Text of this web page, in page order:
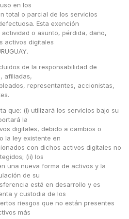
en los
total o parcial de los servicios
Esta exención
o asunto, pérdida, daño,
activos digitales
de la responsabilidad de
afiliadas,
representantes, accionistas,
que: (i) utilizará los servicios bajo su
la
digitales, debido a cambios o
la ley existente en
con dichos activos digitales no
(ii) los
una nueva forma de activos y la
de su
está en desarrollo y es
y custodia de los
riesgos que no están presentes
más